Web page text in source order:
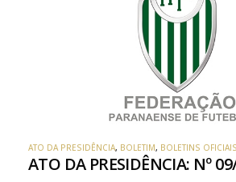
ATO DA PRESIDÊNCIA, BOLETIM, BOLETINS OFICIAIS
ATO DA PRESIDÊNCIA: Nº